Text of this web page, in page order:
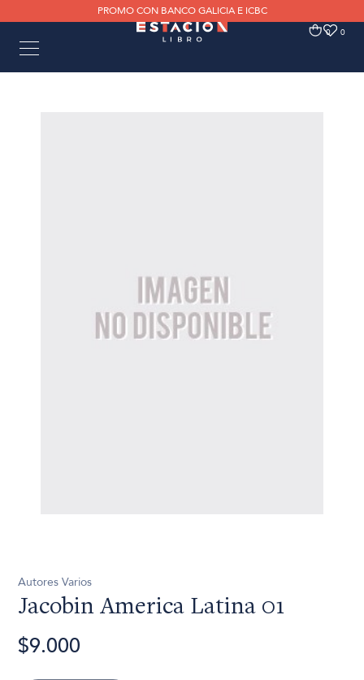
PROMO CON BANCO GALICIA E ICBC
0 0
Autores Varios
Jacobin America Latina 01
$9.000